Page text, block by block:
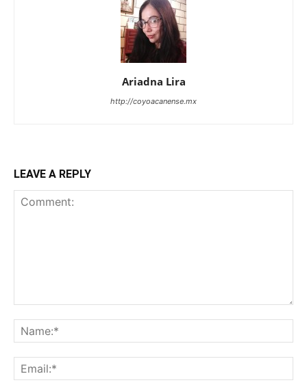
Ariadna Lira
http://coyoacanense.mx
LEAVE A REPLY